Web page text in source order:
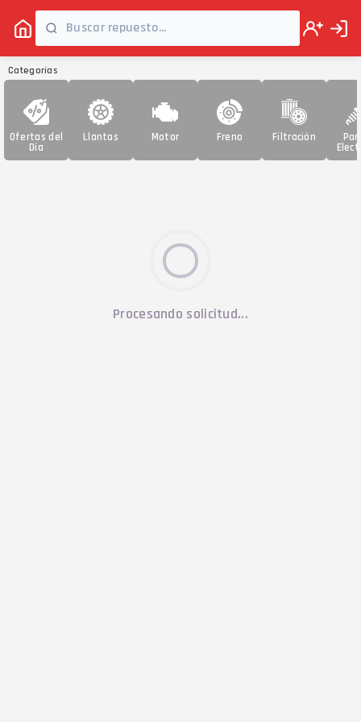
Categorías
Ofertas del
Día
Llantas Motor Freno Filtración
Procesando solicitud...